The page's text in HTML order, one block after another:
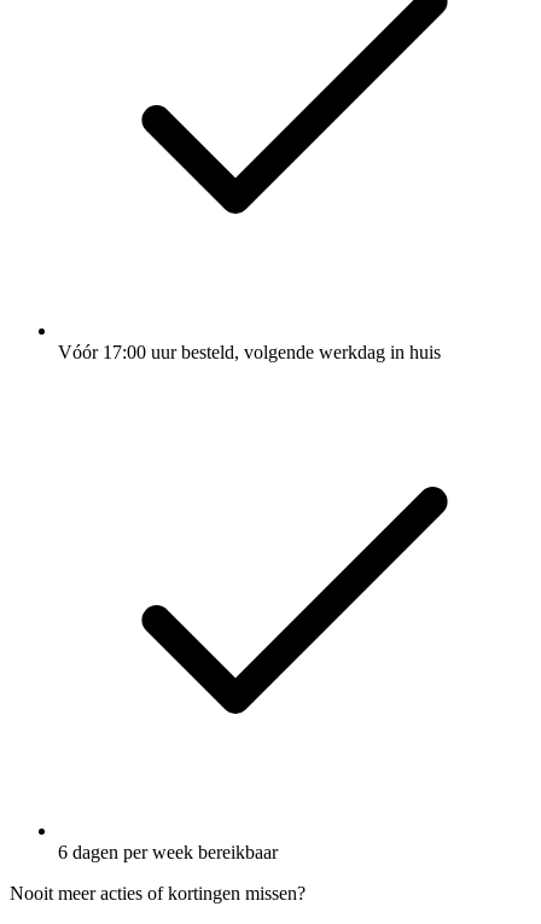
Vóór 17:00 uur besteld, volgende werkdag in huis
6 dagen per week bereikbaar
Nooit meer acties of kortingen missen?